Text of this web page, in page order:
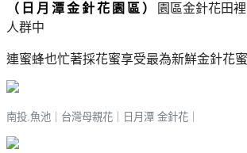
（日月潭金針花園區）
園區金針花田
人群中
連蜜蜂也忙著採花蜜享受最為新鮮金針花
南投.魚池｜台灣母親花 日月潭 金針花